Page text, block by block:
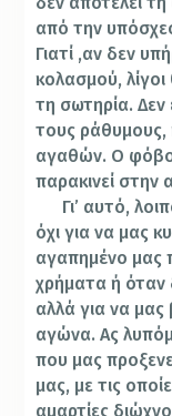
από την
Γιατί ,αν δεν
κολασμού,
τη σωτηρία. Δεν
τους
αγαθών. Ο
παρακινεί στην
Γι’ αυτό,
όχι για να μας
αγαπημένο μας
χρήματα ή όταν
αλλά για να
αγώνα. Ας
που μας
μας, με τις
αμαρτίες